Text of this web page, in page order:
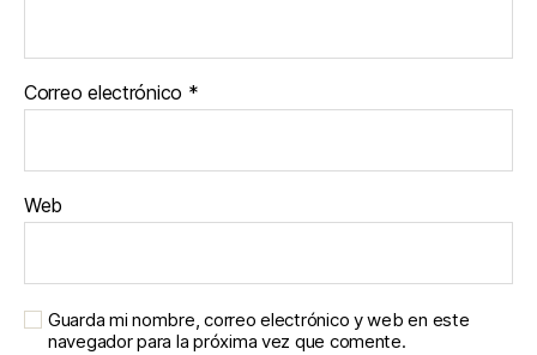
Correo electrónico *
Web
Guarda mi nombre, correo electrónico y web en este
navegador para la próxima vez que comente.